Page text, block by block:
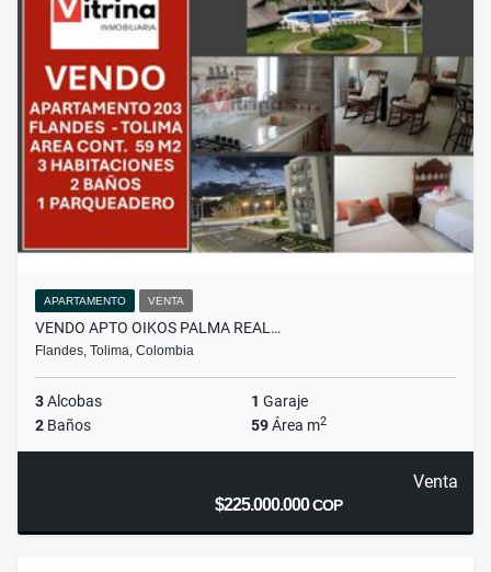
APARTAMENTO VENTA
VENDO APTO OIKOS PALMA REAL…
Flandes, Tolima, Colombia
3Alcobas 1 Garaje
2 Baños 59Área m2
Venta
$225.000.000COP